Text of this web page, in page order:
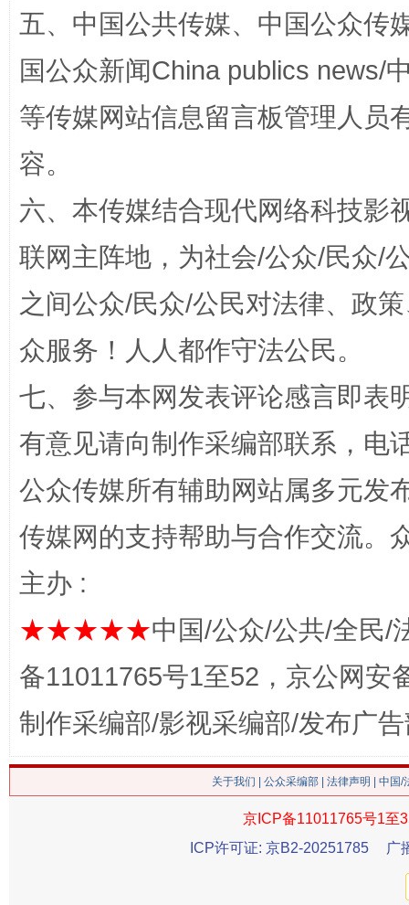
网上购药对药下症？
这是一记警钟！ 谢
今
五、中国公共传媒、中国公众传
国公众新闻China publics news/
等传媒网站信息留言板管理人员
容。
六、本传媒结合现代网络科技影
联网主阵地，为社会/公众/民众/
之间公众/民众/公民对法律、政
众服务！人人都作守法公民。
七、参与本网发表评论感言即表
有意见请向制作采编部联系，电
公众传媒所有辅助网站属多元发
传媒网的支持帮助与合作交流。
主办 :
★★★★★中国/公众/公共/全民/
备11011765号1至52，京公网安
制作采编部/影视采编部/发布广
关于我们 公众采编部 法律声明 | 中国
京ICP备11011765号1至
ICP许可证: 京B2-20251785
广